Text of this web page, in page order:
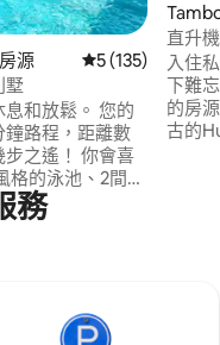
滿分 5 分）
源 從 135 則評價中
5 (135)
墅
和放鬆。 您的
路程，距離數
！ 你會喜
的泳池、2間時
嶺、7英尺撞球
可抵達餐廳和
直升
入住
下難
的房
古的
務